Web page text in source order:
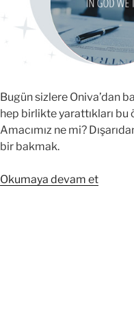
Bugün sizlere Oniva’dan
hep birlikte yarattıkları bu
Amacımız ne mi?
bir bakmak.
Okumaya devam et“Bir